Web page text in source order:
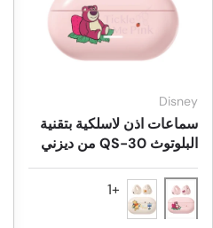
Disney
سماعات اذن لاسلكية بتقنية
البلوتوث QS-30 من ديزني